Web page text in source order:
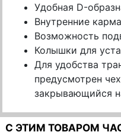
Удобная D-
Внутренние
Возможность
Колышки для
Для удобства
предусмотрен
закрывающийся
С ЭТИМ ТОВАРОМ